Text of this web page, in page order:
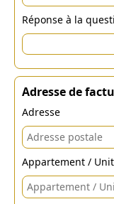
Réponse à la
Adresse de
Adresse
Appartement /